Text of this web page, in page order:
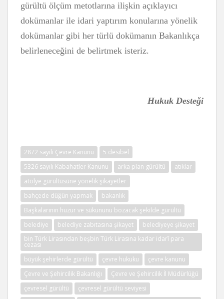
gürültü ölçüm metotlarına ilişkin açıklayıcı
dokümanlar ile idari yaptırım konularına yönelik
dokümanlar gibi her türlü dokümanın Bakanlıkça
belirleneceğini de belirtmek isteriz.
Hukuk Desteği
2872 sayılı Çevre Kanunu
5 desibel
5326 sayılı Kabahatler Kanunu
arka plan gürültü
atıklar
atölye gürültüsüne yönelik şikayetler
bahçede düğün yapmak
bakanlık
Başkalarının huzur ve sükununu bozacak şekilde gürültü
belediye
belediye zabıtasına şikayet
belediyeye şikayet
bin Türk Lirasından beşbin Türk Lirasına kadar idarî para
cezası
büyük şehirlerde gürültü
çevre hukuku
çevre kanunu
Çevre ve Şehircilik Bakanlığı
Çevre ve Şehircilik İl Müdürlüğü
çevresel gürültü
çevresel gürültü seviyesi